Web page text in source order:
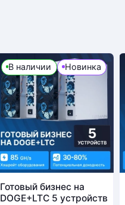
В наличии Новинка
Готовый бизнес на
DOGE+LTC 5 устройств